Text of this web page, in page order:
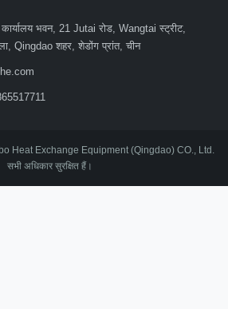
भवन, 21 Jutai रोड, Wangtai स्ट्रीट,
Qingdao शहर, शेडोंग प्रांत, चीन
Heat Exchange Equipment (Qingdao) CO., Ltd.
सभी अधिकार सुरक्षित हैं।